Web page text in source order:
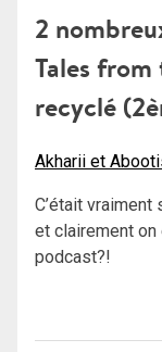
l’article
2
Tales from
recyclé
Akharii et
C’était
et clairement on
podcast?!